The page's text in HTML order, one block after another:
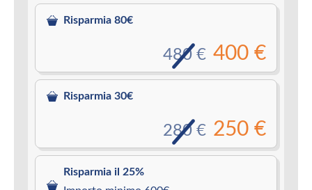
Risparmia 80€
400 €
480 €
Risparmia 30€
250 €
280 €
Risparmia il 25%